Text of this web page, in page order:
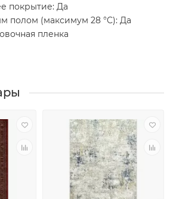
покрытие: Да
полом (максимум 28 °C): Да
пленка